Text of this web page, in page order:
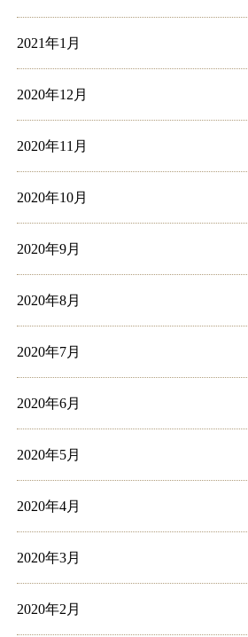
2021年1月
2020年12月
2020年11月
2020年10月
2020年9月
2020年8月
2020年7月
2020年6月
2020年5月
2020年4月
2020年3月
2020年2月